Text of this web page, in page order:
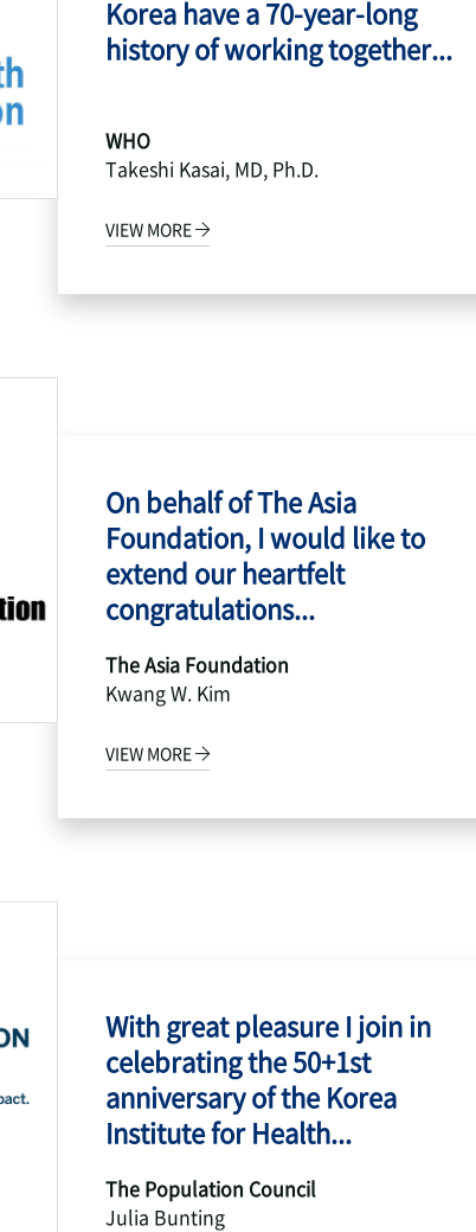
Korea have a 70-year-long
history of working together...
WHO
Takeshi Kasai, MD, Ph.D.
VIEW MORE
On behalf of The Asia
Foundation, I would like to
extend our heartfelt
congratulations...
The Asia Foundation
Kwang W. Kim
VIEW MORE
With great pleasure I join in
celebrating the 50+1st
anniversary of the Korea
Institute for Health...
The Population Council
Julia Bunting